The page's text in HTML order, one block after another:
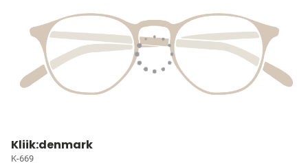
Kliik:denmark
K-669